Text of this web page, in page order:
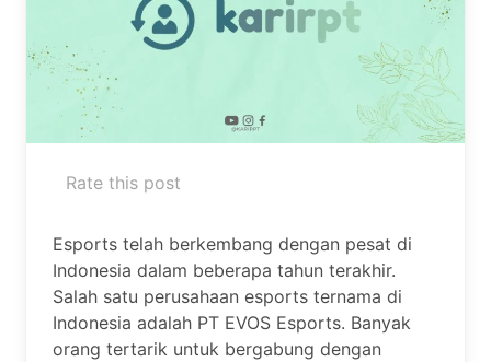
Rate this post
Esports telah berkembang dengan pesat di
Indonesia dalam beberapa tahun terakhir.
Salah satu perusahaan esports ternama di
Indonesia adalah PT EVOS Esports. Banyak
orang tertarik untuk bergabung dengan